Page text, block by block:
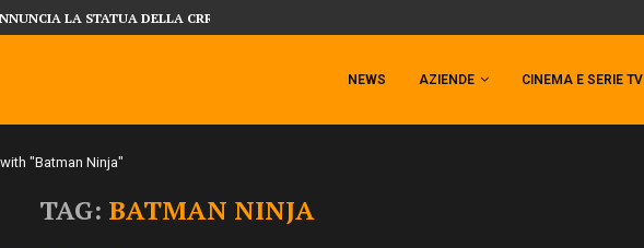
X-MEN ARRIVA TEMPESTA TARGATA SIDESHOW!
NEWS AZIENDE CINEMA E SERIE TV
"Batman Ninja"
TAG: BATMAN NINJA